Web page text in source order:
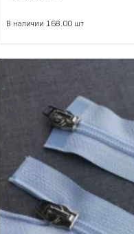
В наличии 168.00 шт